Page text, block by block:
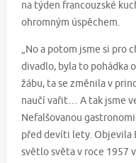
na týden francouzské
ohromným úspěchem.
„No a potom jsme si
divadlo, byla to pohádka
žábu, ta se změnila v
naučí vařit… A tak jsme
Nefalšovanou
před devíti lety. Objevila
světlo světa v roce 1957